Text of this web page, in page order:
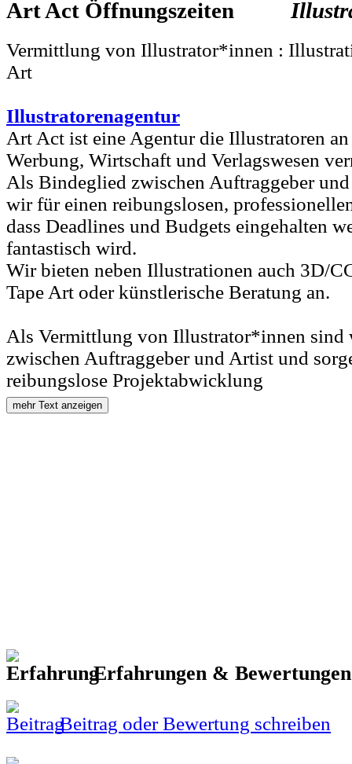
Art Act
Vermittlung von Illustrator*innen :
Art
Illustratorenagentur
Art Act ist eine Agentur die Illustratoren
Werbung, Wirtschaft und Verlagswesen
Als Bindeglied zwischen Auftraggeber
wir für einen reibungslosen,
dass Deadlines und Budgets eingehalten
fantastisch wird.
Wir bieten neben Illustrationen auch 3D/
Tape Art oder künstlerische Beratung an.
Als Vermittlung von Illustrator*innen sind
zwischen Auftraggeber und Artist und
reibungslose Projektabwicklung
mehr Text anzeigen
Erfahrungen &
Beitrag oder Bewertung schreiben